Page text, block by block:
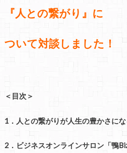
『人との繋がり』に
ついて対談しました！
＜目次＞
1．人との繋がりが人生の豊かさに
2．ビジネスオンラインサロン「鴨